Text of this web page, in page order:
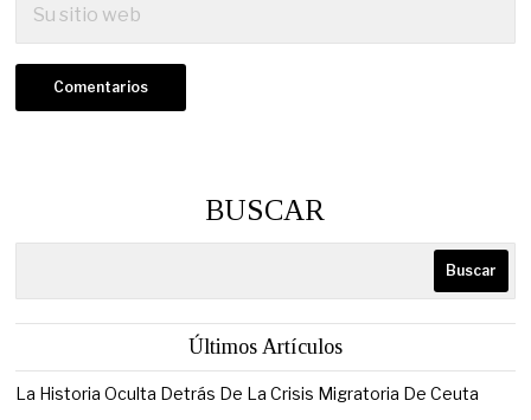
BUSCAR
Buscar
Últimos Artículos
La Historia Oculta Detrás De La Crisis Migratoria De Ceuta